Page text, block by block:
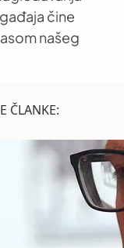
čine
našeg
ČLANKE: